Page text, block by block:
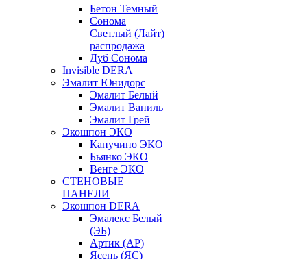
Бетон Темный
Сонома
Светлый (Лайт)
распродажа
Дуб Сонома
Invisible DERA
Эмалит Юнидорс
Эмалит Белый
Эмалит Ваниль
Эмалит Грей
Экошпон ЭКО
Капучино ЭКО
Бьянко ЭКО
Венге ЭКО
СТЕНОВЫЕ
ПАНЕЛИ
Экошпон DERA
Эмалекс Белый
(ЭБ)
Артик (АР)
Ясень (ЯС)